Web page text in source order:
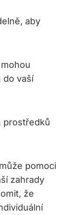
aby
do vaší
pomoci⁤
zahrady
že